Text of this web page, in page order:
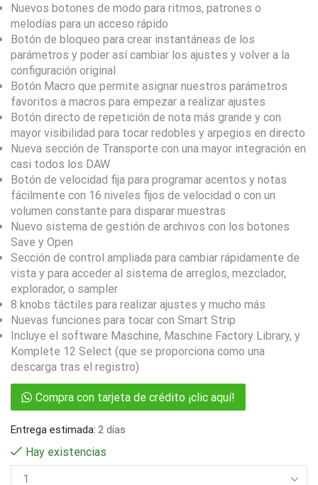
Nuevos botones de modo para ritmos, patrones o
melodías para un acceso rápido
Botón de bloqueo para crear instantáneas de los
parámetros y poder así cambiar los ajustes y volver a la
configuración original
Botón Macro que permite asignar nuestros parámetros
favoritos a macros para empezar a realizar ajustes
Botón directo de repetición de nota más grande y con
mayor visibilidad para tocar redobles y arpegios en directo
Nueva sección de Transporte con una mayor integración en
casi todos los DAW
Botón de velocidad fija para programar acentos y notas
fácilmente con 16 niveles fijos de velocidad o con un
volumen constante para disparar muestras
Nuevo sistema de gestión de archivos con los botones
Save y Open
Sección de control ampliada para cambiar rápidamente de
vista y para acceder al sistema de arreglos, mezclador,
explorador, o sampler
8 knobs táctiles para realizar ajustes y mucho más
Nuevas funciones para tocar con Smart Strip
Incluye el software Maschine, Maschine Factory Library, y
Komplete 12 Select (que se proporciona como una
descarga tras el registro)
Compra con tarjeta de crédito ¡clic aquí!
Entrega estimada: 2 días
Hay existencias